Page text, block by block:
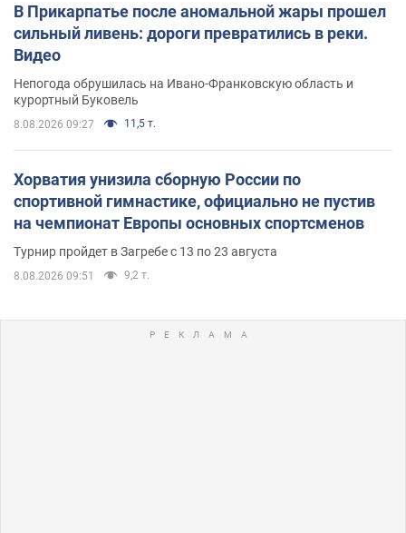
В Прикарпатье после аномальной жары прошел
сильный ливень: дороги превратились в реки.
Видео
Непогода обрушилась на Ивано-Франковскую область и
курортный Буковель
8.08.2026 09:27 11,5 т.
Хорватия унизила сборную России по
спортивной гимнастике, официально не пустив
на чемпионат Европы основных спортсменов
Турнир пройдет в Загребе с 13 по 23 августа
8.08.2026 09:51 9,2 т.